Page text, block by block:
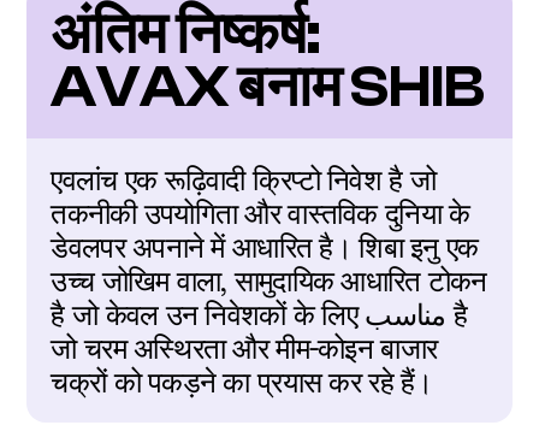
अंतिम निष्कर्ष:
AVAX बनाम SHIB
एवलांच एक रूढ़िवादी क्रिप्टो निवेश है जो
तकनीकी उपयोगिता और वास्तविक दुनिया के
डेवलपर अपनाने में आधारित है। शिबा इनु एक
उच्च जोखिम वाला, सामुदायिक आधारित टोकन
है जो केवल उन निवेशकों के लिए مناسب है
जो चरम अस्थिरता और मीम-कोइन बाजार
चक्रों को पकड़ने का प्रयास कर रहे हैं।